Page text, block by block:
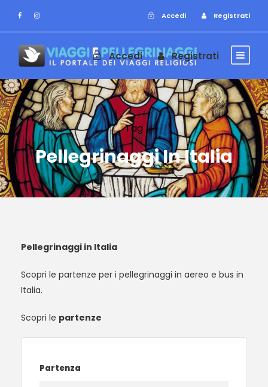
Accedi Registrati
Accedi Registrati
Tag
Pellegrinaggi In Italia
Pellegrinaggi in Italia
Scopri le partenze per i pellegrinaggi in aereo e bus in
Italia.
Scopri le partenze
Partenza